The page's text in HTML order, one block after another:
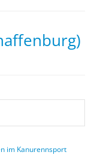
im Kanurennsport